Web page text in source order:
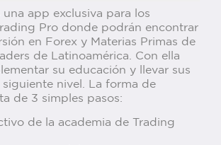
una app exclusiva para los
Pro donde podrán encontrar
en Forex y Materias Primas de
de Latinoamérica. Con ella
su educación y llevar sus
siguiente nivel. La forma de
de 3 simples pasos:
de la academia de Trading